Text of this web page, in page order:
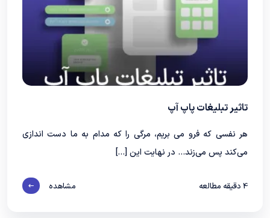
تاثیر تبلیغات پاپ آپ
هر نفسی که فرو می‌ بریم، مرگی را که مدام به ما دست‌ اندازی
می‌کند پس می‌زند… در نهایت این […]
4 دقیقه مطالعه مشاهده